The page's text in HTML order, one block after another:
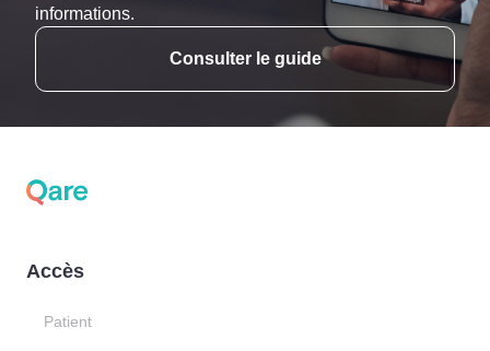
informations.
Consulter le guide
Accès
Patient